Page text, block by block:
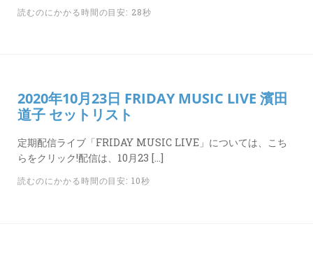
読むのにかかる時間の目安: 28秒
2020年10月23日 FRIDAY MUSIC LIVE 濱田
道子 セットリスト
定期配信ライブ「FRIDAY MUSIC LIVE」については、こち
らをクリック!配信は、10月23 […]
読むのにかかる時間の目安: 10秒